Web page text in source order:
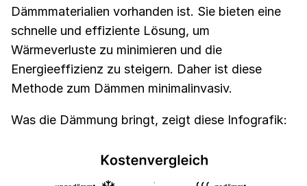
Dämmmaterialien vorhanden ist. Sie bieten eine
schnelle und effiziente Lösung, um
Wärmeverluste zu minimieren und die
Energieeffizienz zu steigern. Daher ist diese
Methode zum Dämmen minimalinvasiv.
Was die Dämmung bringt, zeigt diese Infografik: